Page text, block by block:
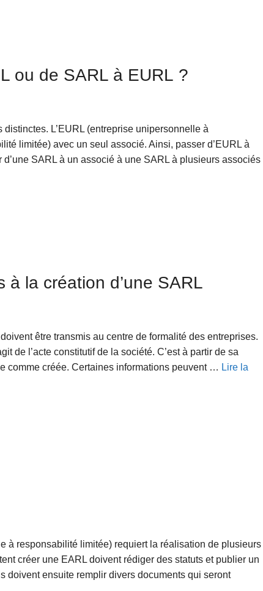
ou de SARL à EURL ?
L’EURL (entreprise unipersonnelle à
limitée) avec un seul associé. Ainsi, passer d’EURL à
SARL à un associé à une SARL à plusieurs associés
la création d’une SARL
être transmis au centre de formalité des entreprises.
de l’acte constitutif de la société. C’est à partir de sa
comme créée. Certaines informations peuvent … Lire la
à responsabilité limitée) requiert la réalisation de plusieurs
créer une EARL doivent rédiger des statuts et publier un
doivent ensuite remplir divers documents qui seront